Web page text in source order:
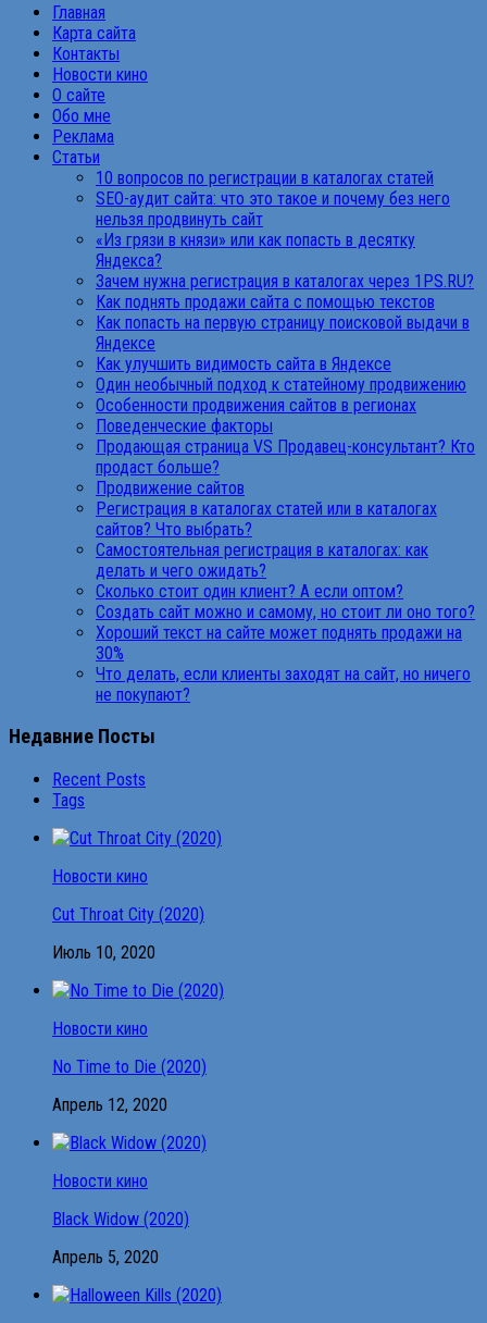
Главная
Карта сайта
Контакты
Новости кино
О сайте
Обо мне
Реклама
Статьи
10 вопросов по регистрации в каталогах статей
SEO-аудит сайта: что это такое и почему без него
нельзя продвинуть сайт
«Из грязи в князи» или как попасть в десятку
Яндекса?
Зачем нужна регистрация в каталогах через 1PS.RU?
Как поднять продажи сайта с помощью текстов
Как попасть на первую страницу поисковой выдачи в
Яндексе
Как улучшить видимость сайта в Яндексе
Один необычный подход к статейному продвижению
Особенности продвижения сайтов в регионах
Поведенческие факторы
Продающая страница VS Продавец-консультант? Кто
продаст больше?
Продвижение сайтов
Регистрация в каталогах статей или в каталогах
сайтов? Что выбрать?
Самостоятельная регистрация в каталогах: как
делать и чего ожидать?
Сколько стоит один клиент? А если оптом?
Создать сайт можно и самому, но стоит ли оно того?
Хороший текст на сайте может поднять продажи на
30%
Что делать, если клиенты заходят на сайт, но ничего
не покупают?
Недавние Посты
Recent Posts
Tags
Новости кино
Cut Throat City (2020)
Июль 10, 2020
Новости кино
No Time to Die (2020)
Апрель 12, 2020
Новости кино
Black Widow (2020)
Апрель 5, 2020